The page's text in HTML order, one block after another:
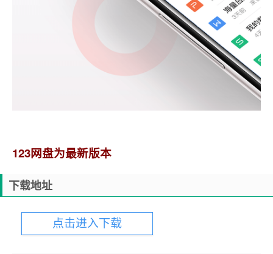
123网盘为最新版本
下载地址
点击进入下载